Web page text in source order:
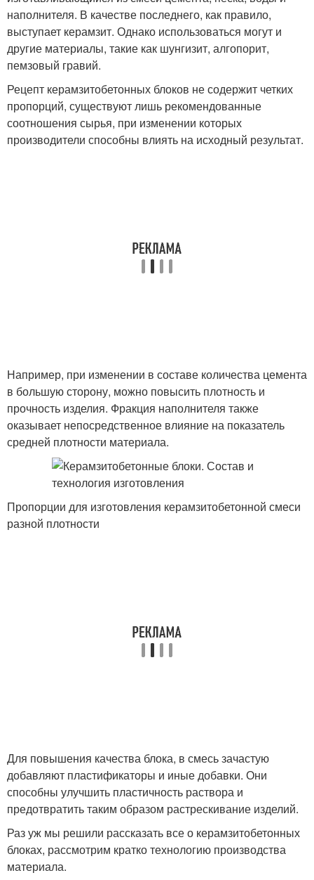
наполнителя. В качестве последнего, как правило,
выступает керамзит. Однако использоваться могут и
другие материалы, такие как шунгизит, алгопорит,
пемзовый гравий.
Рецепт керамзитобетонных блоков не содержит четких
пропорций, существуют лишь рекомендованные
соотношения сырья, при изменении которых
производители способны влиять на исходный результат.
Например, при изменении в составе количества цемента
в большую сторону, можно повысить плотность и
прочность изделия. Фракция наполнителя также
оказывает непосредственное влияние на показатель
средней плотности материала.
Пропорции для изготовления керамзитобетонной смеси
разной плотности
Для повышения качества блока, в смесь зачастую
добавляют пластификаторы и иные добавки. Они
способны улучшить пластичность раствора и
предотвратить таким образом растрескивание изделий.
Раз уж мы решили рассказать все о керамзитобетонных
блоках, рассмотрим кратко технологию производства
материала.